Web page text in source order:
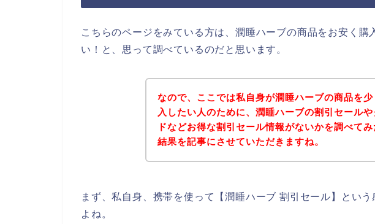
こちらのページをみている方は、潤睡ハーブの商品をお安く購
い！と、思って調べているのだと思います。
なので、ここでは私自身が潤睡ハーブの商品を
入したい人のために、潤睡ハーブの割引セール
ドなどお得な割引セール情報がないかを調べて
結果を記事にさせていただきますね。
まず、私自身、携帯を使って【潤睡ハーブ 割引セール】とい
よね。